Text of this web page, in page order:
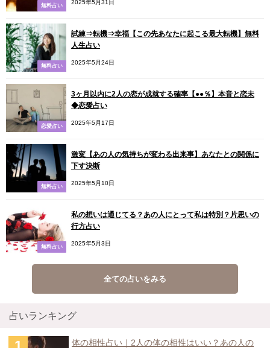
無料占い
2025年5月31日
無料占い
試練⇒転機⇒幸福【この先あなたに起こる最大転機】無料
人生占い
2025年5月24日
恋愛占い
3ヶ月以内に2人の恋が成就する確率【●●％】本音と恋未
◆恋愛占い
2025年5月17日
無料占い
激変【あの人の気持ちが変わる出来事】あなたとの関係に
下す決断
2025年5月10日
無料占い
私の想いは通じてる？あの人にとって私は特別？片思いの
行方占い
2025年5月3日
全ての占いをみる
占いランキング
体の相性占い｜2人の体の相性はいい？あの人の